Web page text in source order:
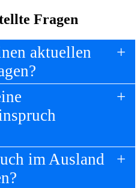
Fragen
aktuellen
im Ausland